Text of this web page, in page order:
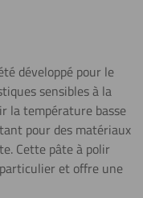
développé pour le
sensibles à la
la température basse
pour des matériaux
Cette pâte à polir
et offre une